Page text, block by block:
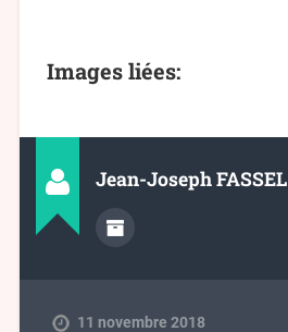
Images liées:
Jean-Joseph FASSEL
11 novembre 2018